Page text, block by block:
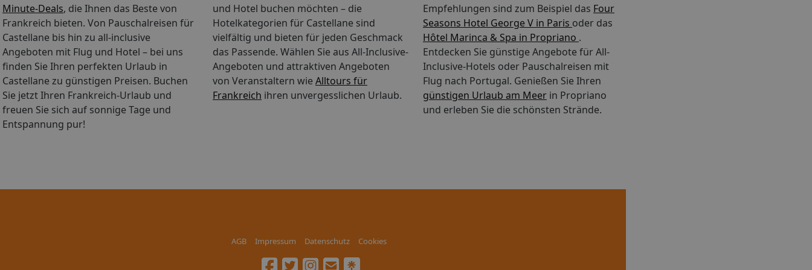
Minute-Deals, die Ihnen das Beste von
Frankreich bieten. Von Pauschalreisen für
Castellane bis hin zu all-inclusive
Angeboten mit Flug und Hotel – bei uns
finden Sie Ihren perfekten Urlaub in
Castellane zu günstigen Preisen. Buchen
Sie jetzt Ihren Frankreich-Urlaub und
freuen Sie sich auf sonnige Tage und
Entspannung pur!
und Hotel buchen möchten – die
Hotelkategorien für Castellane sind
vielfältig und bieten für jeden Geschmack
das Passende. Wählen Sie aus All-Inclusive-
Angeboten und attraktiven Angeboten
von Veranstaltern wie Alltours für
Frankreich ihren unvergesslichen Urlaub.
Empfehlungen sind zum Beispiel das Four
Seasons Hotel George V in Paris oder das
Hôtel Marinca & Spa in Propriano .
Entdecken Sie günstige Angebote für All-
Inclusive-Hotels oder Pauschalreisen mit
Flug nach Portugal. Genießen Sie Ihren
günstigen Urlaub am Meer in Propriano
und erleben Sie die schönsten Strände.
AGB Impressum Datenschutz Cookies